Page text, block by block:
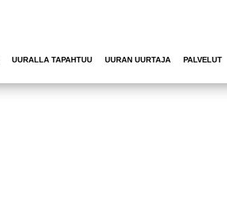
UURALLA TAPAHTUU UURAN UURTAJA PALVELUT